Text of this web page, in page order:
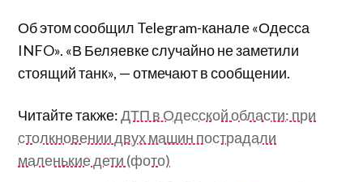
Об этом сообщил Telegram-канале «Одесса
INFO». «В Беляевке случайно не заметили
стоящий танк», — отмечают в сообщении.
Читайте также:ДТП в Одесской области: при
столкновении двух машин пострадали
маленькие дети (фото)